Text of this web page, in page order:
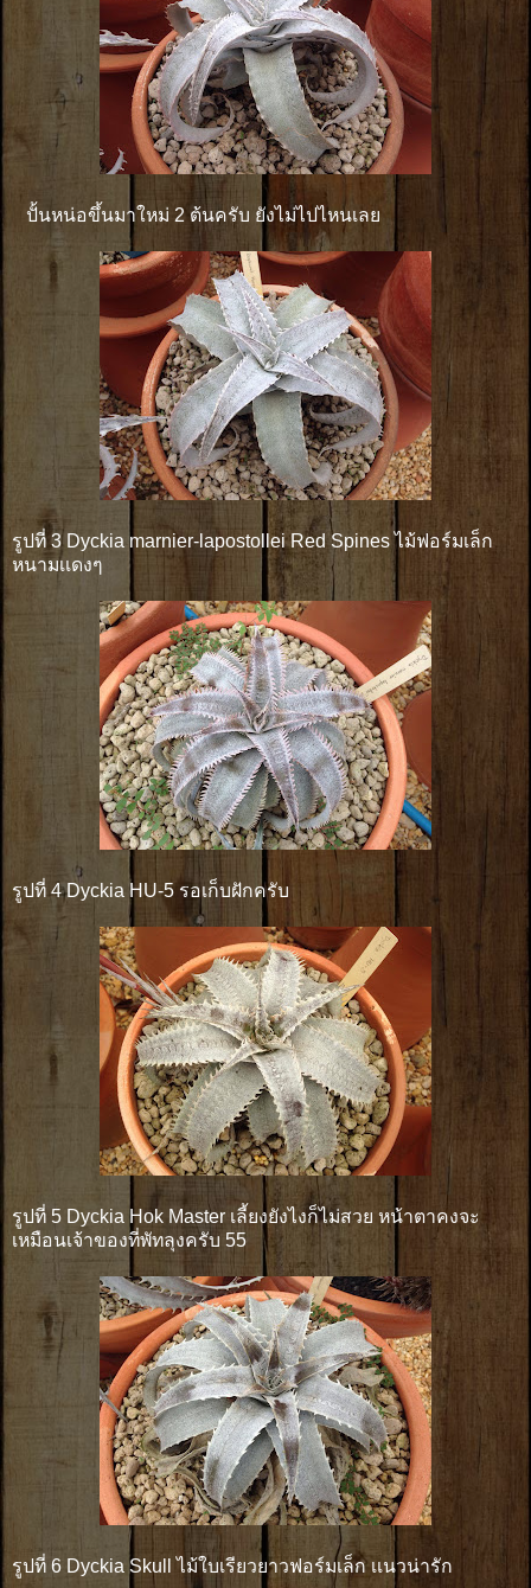
ปั้นหน่อขึ้นมาใหม่ 2 ต้นครับ ยังไม่ไปไหนเลย
รูปที่ 3 Dyckia marnier-lapostollei Red Spines ไม้ฟอร์มเล็ก
หนามเเดงๆ
รูปที่ 4 Dyckia HU-5 รอเก็บฝักครับ
รูปที่ 5 Dyckia Hok Master เลี้ยงยังไงก็ไม่สวย หน้าตาคงจะ
เหมือนเจ้าของที่พัทลุงครับ 55
รูปที่ 6 Dyckia Skull ไม้ใบเรียวยาวฟอร์มเล็ก เเนวน่ารัก